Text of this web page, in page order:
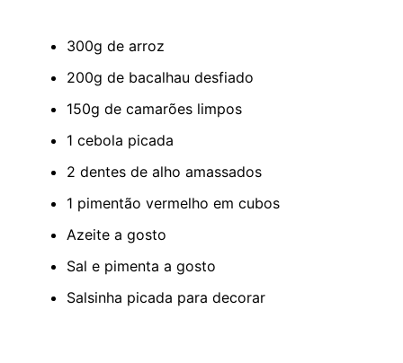
300g de arroz
200g de bacalhau desfiado
150g de camarões limpos
1 cebola picada
2 dentes de alho amassados
1 pimentão vermelho em cubos
Azeite a gosto
Sal e pimenta a gosto
Salsinha picada para decorar